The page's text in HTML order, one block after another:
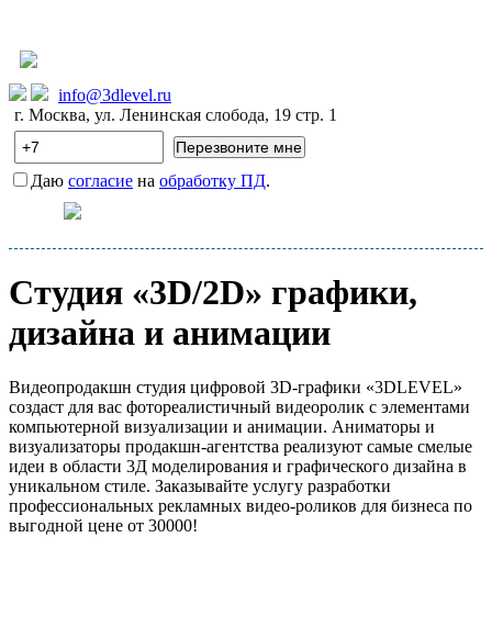
info@3dlevel.ru
г. Москва, ул. Ленинская слобода, 19 стр. 1
Даю согласие на обработку ПД.
Главная
Услуги
О студии
Контакты
Заполнить бриф
Студия «3D/2D» графики,
дизайна и анимации
Видеопродакшн студия цифровой 3D-графики «3DLEVEL»
создаст для вас фотореалистичный видеоролик с элементами
компьютерной визуализации и анимации. Аниматоры и
визуализаторы продакшн-агентства реализуют самые смелые
идеи в области 3Д моделирования и графического дизайна в
уникальном стиле. Заказывайте услугу разработки
профессиональных рекламных видео-роликов для бизнеса по
выгодной цене от 30000!